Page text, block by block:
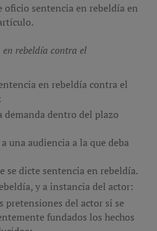
oficio sentencia en rebeldía en
en rebeldía contra el
en rebeldía contra el
demanda dentro del plazo
una audiencia a la que deba
se dicte sentencia en rebeldía.
y a instancia del actor:
pretensiones del actor si se
fundados los hechos